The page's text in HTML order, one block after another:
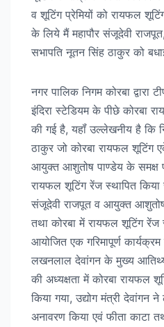
व शूटिंग प्रेमियों को रायफल
के लिये मैं महापौर संजूदेवी
सभापति नूतन सिंह ठाकुर को
नगर पालिक निगम कोरबा द्वारा
इंदिरा स्टेडियम के पीछे कोरबा
की गई है, यहॉं उल्लेखनीय है कि
ठाकुर जो कोरबा रायफल शूटिंग
आयुक्त आशुतोष पाण्डेय के समक्ष
रायफल शूटिंग रेंज स्थापित किया
संजूदेवी राजपूत व आयुक्त आशुतोष
तथा कोरबा में रायफल शूटिंग रेंज
आयोजित एक गरिमापूर्ण
लखनलाल देवांगन के मुख्य
की अध्यक्षता में कोरबा रायफल
किया गया, उद्योग मंत्री देवांगन
अनावरण किया एवं फीता काटा